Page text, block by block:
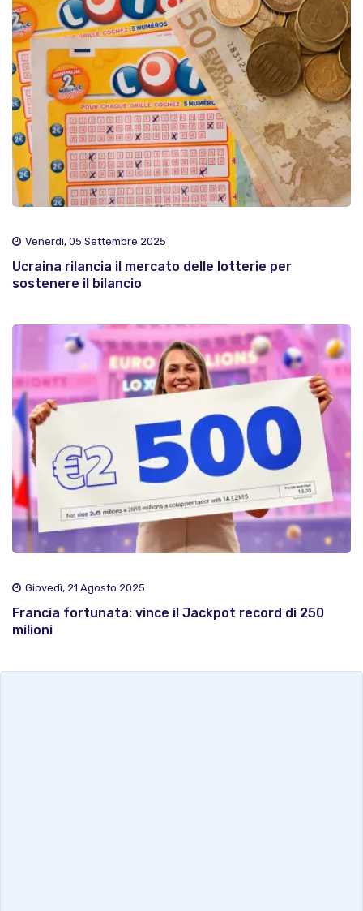
Venerdì, 05 Settembre 2025
Ucraina rilancia il mercato delle lotterie per
sostenere il bilancio
Giovedì, 21 Agosto 2025
Francia fortunata: vince il Jackpot record di 250
milioni